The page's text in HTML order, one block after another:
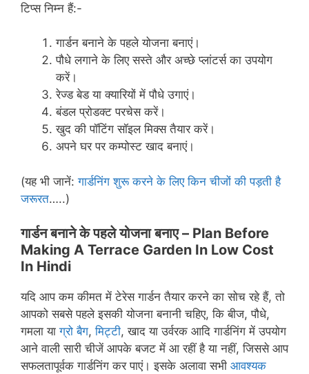
टिप्स निम्न हैं:-
गार्डन बनाने के पहले योजना बनाएं।
पौधे लगाने के लिए सस्ते और अच्छे प्लांटर्स का उपयोग
करें।
रेज्ड बेड या क्यारियों में पौधे उगाएं।
बंडल प्रोडक्ट परचेस करें।
खुद की पॉटिंग सॉइल मिक्स तैयार करें।
अपने घर पर कम्पोस्ट खाद बनाएं।
(यह भी जानें:गार्डनिंग शुरू करने के लिए किन चीजों की पड़ती है
जरूरत…..)
गार्डन बनाने के पहले योजना बनाए – Plan Before
Making A Terrace Garden In Low Cost
In Hindi
यदि आप कम कीमत में टेरेस गार्डन तैयार करने का सोच रहे हैं, तो
आपको सबसे पहले इसकी योजना बनानी चहिए, कि बीज, पौधे,
गमला याग्रो बैग,मिट्टी, खाद या उर्वरक आदि गार्डनिंग में उपयोग
आने वाली सारी चीजें आपके बजट में आ रहीं है या नहीं, जिससे आप
सफलतापूर्वक गार्डनिंग कर पाएं। इसके अलावा सभी आवश्यक